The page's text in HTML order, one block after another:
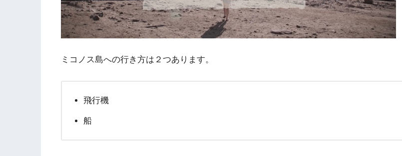
ミコノス島への行き方は２つあります。
飛行機
船